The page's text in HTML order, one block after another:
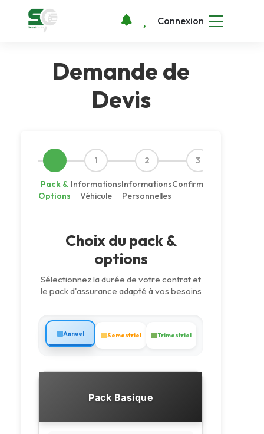
Connexion
Demande de
Devis
Pack &
Options
1
Informations
Véhicule
2
Informations
Personnelles
3
Confirmation
Choix du pack &
options
Sélectionnez la durée de votre contrat et
le pack d'assurance adapté à vos besoins
Annuel Semestriel Trimestriel
Pack Basique